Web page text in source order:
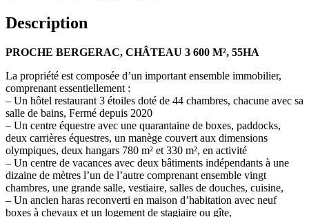
Description
PROCHE BERGERAC, CHÂTEAU 3 600 M², 55HA
La propriété est composée d’un important ensemble immobilier,
comprenant essentiellement :
– Un hôtel restaurant 3 étoiles doté de 44 chambres, chacune avec sa
salle de bains, Fermé depuis 2020
– Un centre équestre avec une quarantaine de boxes, paddocks,
deux carrières équestres, un manège couvert aux dimensions
olympiques, deux hangars 780 m² et 330 m², en activité
– Un centre de vacances avec deux bâtiments indépendants à une
dizaine de mètres l’un de l’autre comprenant ensemble vingt
chambres, une grande salle, vestiaire, salles de douches, cuisine,
– Un ancien haras reconverti en maison d’habitation avec neuf
boxes à chevaux et un logement de stagiaire ou gîte,